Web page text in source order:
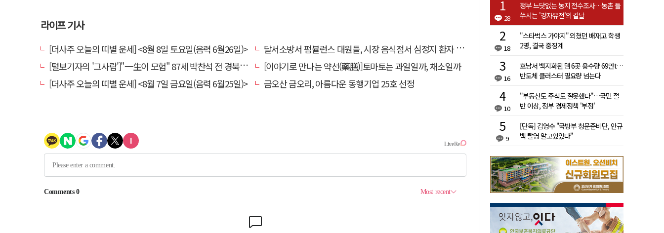
라이프 기사
[더사주 오늘의 띠별 운세] <8월 8일 토요일(음력 6월26일)>
달서소방서 펌뷸런스 대원들, 시장 음식점서 심정지 환자 생명 살려
[털보기자의 '그사람']"一生이 모험" 87세 박찬석 전 경북대 총장
[이야기로 만나는 약선(藥膳)]토마토는 과일일까, 채소일까
[더사주 오늘의 띠별 운세] <8월 7일 금요일(음력 6월25일)>
금오산 금오리, 아름다운 동행기업 25호 선정
28
정부 느닷없는 농지 전수조사…농촌 들
쑤시는 '경자유전'의 칼날
18
"스타벅스 가야지" 외쳤던 배재고 학생
2명, 결국 중징계
16
호남서 백지화된 댐 6곳 용수량 69만t…
반도체 클러스터 필요량 넘는다
10
"부동산도 주식도 잘못했다"…국민 절
반 이상, 정부 경제정책 '부정'
9
[단독] 김영수 "국방부 청문준비단, 안규
백 탈영 알고있었다"